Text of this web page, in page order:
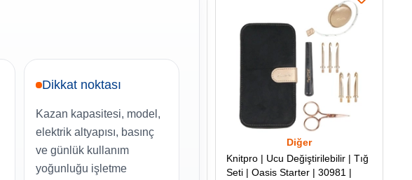
Dikkat noktası
Kazan kapasitesi, model,
elektrik altyapısı, basınç
ve günlük kullanım
yoğunluğu işletme
Diğer
Knitpro | Ucu Değiştirilebilir | Tığ
Seti | Oasis Starter | 30981 |